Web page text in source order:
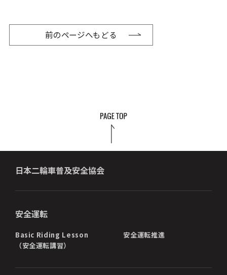
前のページへもどる
日本二輪車普及安全協会
安全運転
Basic Riding Lesson
（安全運転講習）
安全運転推進